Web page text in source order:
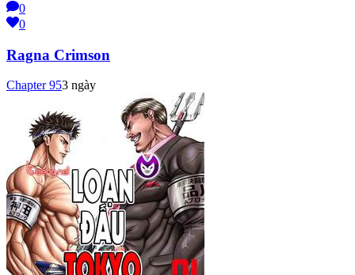
0
0
Ragna Crimson
Chapter953 ngày